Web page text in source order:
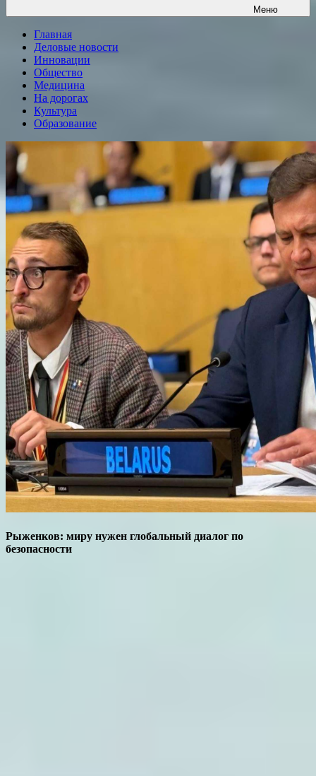
Меню
Главная
Деловые новости
Инновации
Общество
Медицина
На дорогах
Культура
Образование
Рыженков: миру нужен глобальный диалог по
безопасности